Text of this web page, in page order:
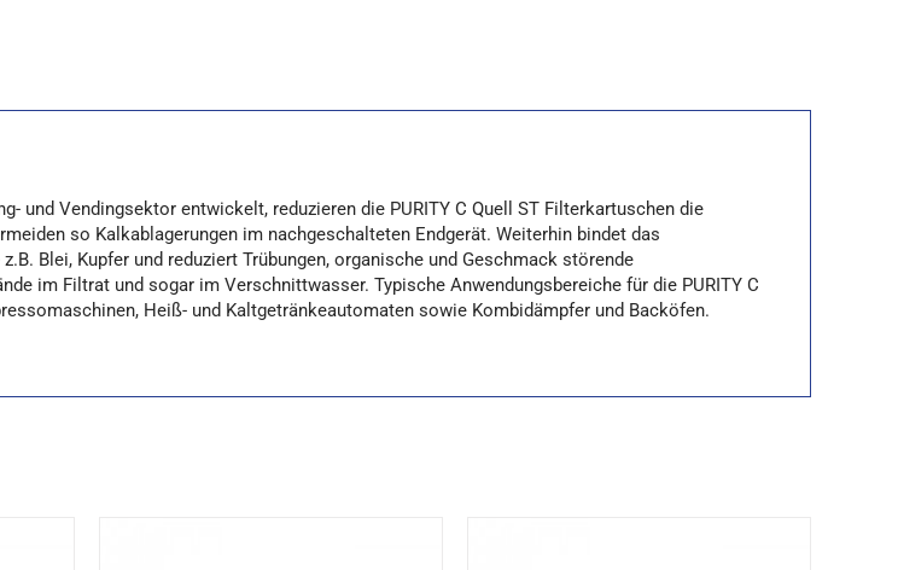
und Vendingsektor entwickelt, reduzieren die PURITY C Quell ST Filterkartuschen die
so Kalkablagerungen im nachgeschalteten Endgerät. Weiterhin bindet das
Blei, Kupfer und reduziert Trübungen, organische und Geschmack störende
im Filtrat und sogar im Verschnittwasser. Typische Anwendungsbereiche für die PURITY C
Heiß- und Kaltgetränkeautomaten sowie Kombidämpfer und Backöfen.